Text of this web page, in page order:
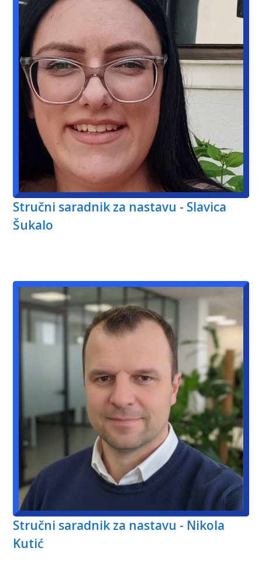
Stručni saradnik za nastavu - Slavica
Šukalo
Stručni saradnik za nastavu - Nikola
Kutić